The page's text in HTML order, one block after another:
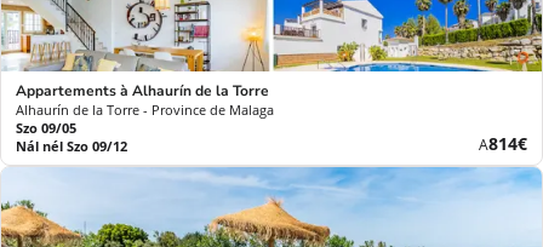
Appartements à Alhaurín de la Torre
Alhaurín de la Torre - Province de Malaga
Szo 09/05
Nál nél Szo 09/12
AÚj
ár
814€